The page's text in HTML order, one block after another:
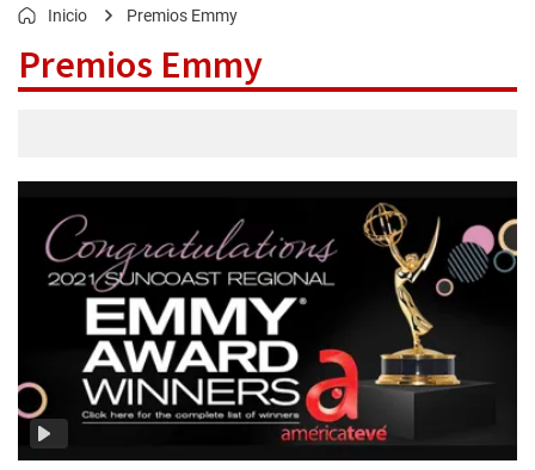
Inicio Premios Emmy
Premios Emmy